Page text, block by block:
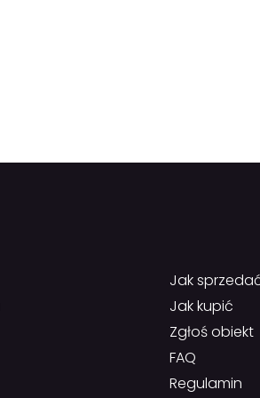
Jak
Jak kupić
Zgłoś obiekt
FAQ
Regulamin